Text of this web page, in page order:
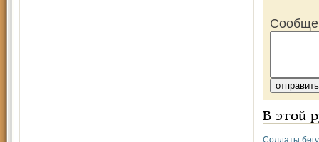
В этой
Солдаты